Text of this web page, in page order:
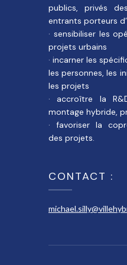
publics, privés
entrants porteurs
· sensibiliser les
projets urbains
· incarner les
les personnes, les
les projets
· accroître la
montage hybride,
· favoriser la
des projets.
CONTACT :